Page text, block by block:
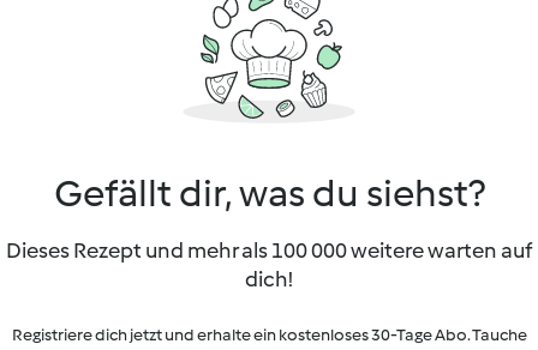
Gefällt dir, was du siehst?
Dieses Rezept und mehr als 100 000 weitere warten auf
dich!
Registriere dich jetzt und erhalte ein kostenloses 30-Tage Abo. Tauche